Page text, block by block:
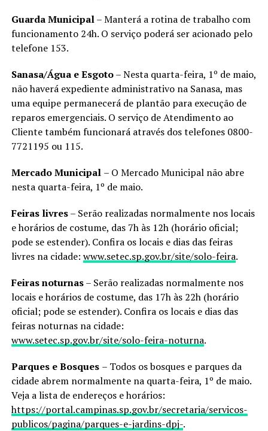
Guarda Municipal– Manterá a rotina de trabalho com
funcionamento 24h. O serviço poderá ser acionado pelo
telefone 153.
Sanasa/Água e Esgoto– Nesta quarta-feira, 1º de maio,
não haverá expediente administrativo na Sanasa, mas
uma equipe permanecerá de plantão para execução de
reparos emergenciais. O serviço de Atendimento ao
Cliente também funcionará através dos telefones 0800-
7721195 ou 115.
Mercado Municipal – O Mercado Municipal não abre
nesta quarta-feira, 1º de maio.
Feiras livres– Serão realizadas normalmente nos locais
e horários de costume, das 7h às 12h (horário oficial;
pode se estender). Confira os locais e dias das feiras
livres na cidade: www.setec.sp.gov.br/site/solo-feira.
Feiras noturnas– Serão realizadas normalmente nos
locais e horários de costume, das 17h às 22h (horário
oficial; pode se estender). Confira os locais e dias das
feiras noturnas na cidade:
www.setec.sp.gov.br/site/solo-feira-noturna.
Parques e Bosques – Todos os bosques e parques da
cidade abrem normalmente na quarta-feira, 1º de maio.
Veja a lista de endereços e horários:
https://portal.campinas.sp.gov.br/secretaria/servicos-
publicos/pagina/parques-e-jardins-dpj-.